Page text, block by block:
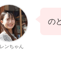
ンちゃん
の